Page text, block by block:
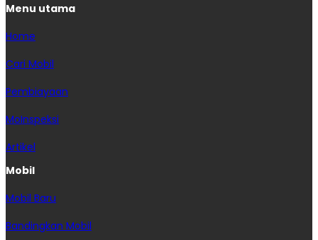
Menu utama
Home
Cari Mobil
Pembiayaan
MoInspeksi
Artikel
Mobil
Mobil Baru
Bandingkan Mobil